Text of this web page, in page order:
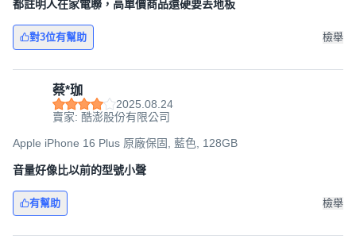
都註明人在家電聯，高單價商品還硬要丟地板
對3位有幫助 檢舉
蔡*珈
2025.08.24
賣家: 酷澎股份有限公司
Apple iPhone 16 Plus 原廠保固, 藍色, 128GB
音量好像比以前的型號小聲
有幫助 檢舉